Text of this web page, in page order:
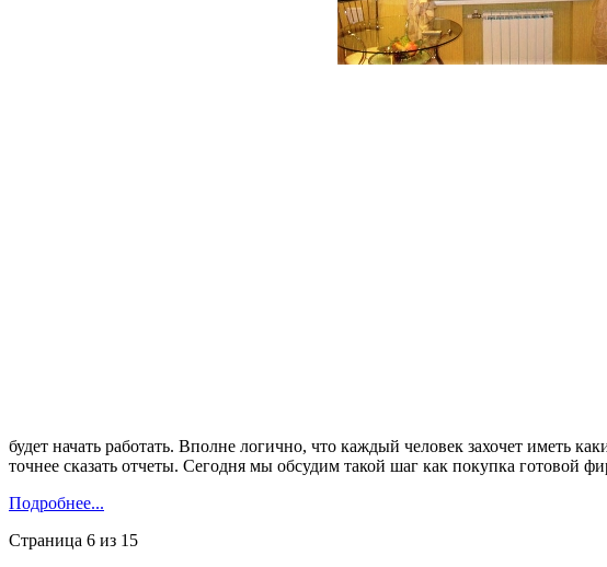
будет начать работать. Вполне логично, что каждый человек захочет
точнее сказать отчеты. Сегодня мы обсудим такой шаг как покупка готовой
Подробнее...
Страница 6 из 15